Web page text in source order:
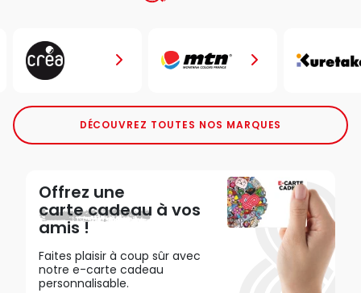
DÉCOUVREZ TOUTES NOS MARQUES
Offrez une
carte cadeau à vos
amis !
Faites plaisir à coup sûr avec
notre e-carte cadeau
personnalisable.